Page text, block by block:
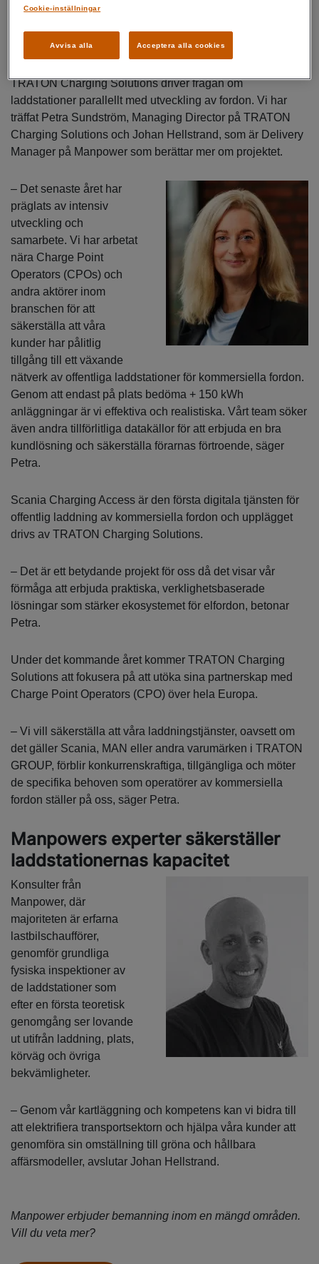
TRATON Charging Solutions driver frågan om
laddstationer parallellt med utveckling av fordon. Vi har
träffat Petra Sundström, Managing Director på TRATON
Charging Solutions och Johan Hellstrand, som är Delivery
Manager på Manpower som berättar mer om projektet.
– Det senaste året har
präglats av intensiv
utveckling och
samarbete. Vi har arbetat
nära Charge Point
Operators (CPOs) och
andra aktörer inom
branschen för att
säkerställa att våra
kunder har pålitlig
tillgång till ett växande
nätverk av offentliga laddstationer för kommersiella fordon.
Genom att endast på plats bedöma + 150 kWh
anläggningar är vi effektiva och realistiska. Vårt team söker
även andra tillförlitliga datakällor för att erbjuda en bra
kundlösning och säkerställa förarnas förtroende, säger
Petra.
Scania Charging Access är den första digitala tjänsten för
offentlig laddning av kommersiella fordon och upplägget
drivs av TRATON Charging Solutions.
– Det är ett betydande projekt för oss då det visar vår
förmåga att erbjuda praktiska, verklighetsbaserade
lösningar som stärker ekosystemet för elfordon, betonar
Petra.
Under det kommande året kommer TRATON Charging
Solutions att fokusera på att utöka sina partnerskap med
Charge Point Operators (CPO) över hela Europa.
– Vi vill säkerställa att våra laddningstjänster, oavsett om
det gäller Scania, MAN eller andra varumärken i TRATON
GROUP, förblir konkurrenskraftiga, tillgängliga och möter
de specifika behoven som operatörer av kommersiella
fordon ställer på oss, säger Petra.
Manpowers experter säkerställer
laddstationernas kapacitet
Konsulter från
Manpower, där
majoriteten är erfarna
lastbilschaufförer,
genomför grundliga
fysiska inspektioner av
de laddstationer som
efter en första teoretisk
genomgång ser lovande
ut utifrån laddning, plats,
körväg och övriga
bekvämligheter.
– Genom vår kartläggning och kompetens kan vi bidra till
att elektrifiera transportsektorn och hjälpa våra kunder att
genomföra sin omställning till gröna och hållbara
affärsmodeller, avslutar Johan Hellstrand.
Manpower erbjuder bemanning inom en mängd områden.
Vill du veta mer?
Avvisa alla Acceptera alla cookies
Cookie-inställningar